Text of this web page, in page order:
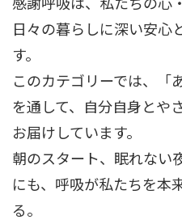
日々の暮らしに深い安心
す。
このカテゴリーでは、「
を通して、自分自身とや
お届けしています。
朝のスタート、眠れない
にも、呼吸が私たちを本
る。